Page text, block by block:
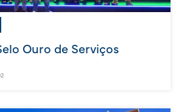
Ouro de Serviços